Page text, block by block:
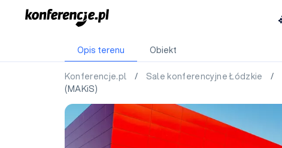
Opis terenu Obiekt
Konferencje.pl / Sale konferencyjne Łódzkie /
(MAKiS)